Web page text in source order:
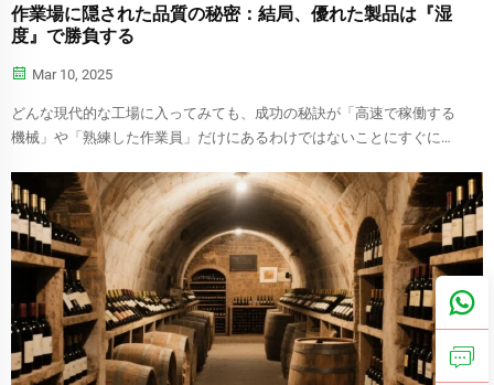
作業場に隠された品質の秘密：結局、優れた製品は『湿
度』で勝負する
Mar 10, 2025
どんな現代的な工場に入ってみても、成功の秘訣が「高速で稼働する
機械」や「熟練した作業員」だけにあるわけではないことにすぐに気
除湿...